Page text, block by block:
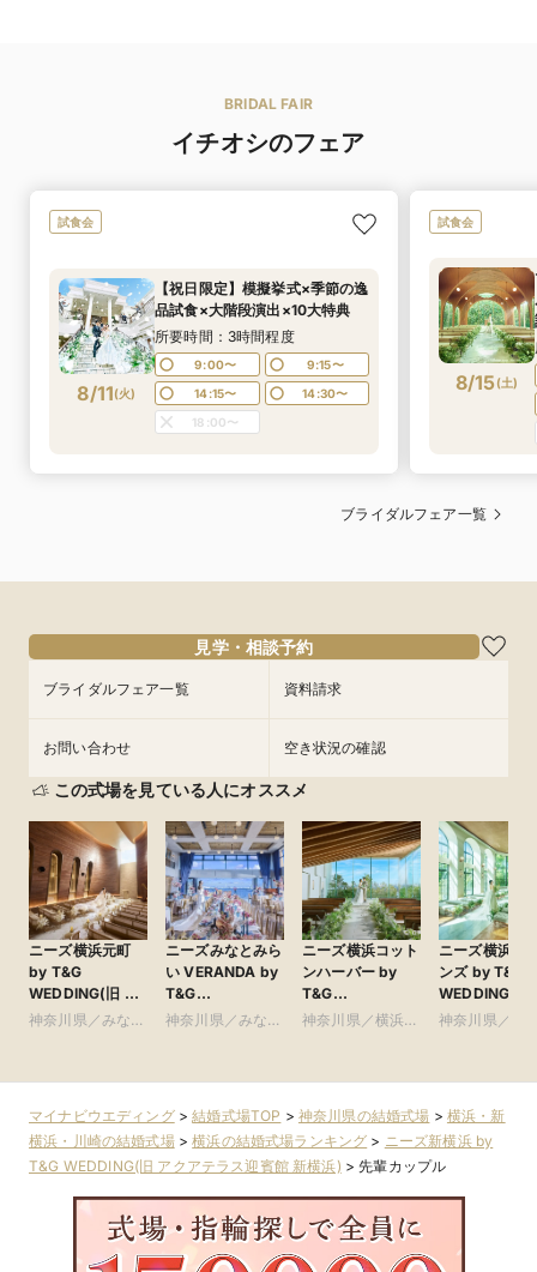
BRIDAL FAIR
イチオシのフェア
試食会
8/11(火)
【祝日限定】模擬挙式×季節の逸
品試食×大階段演出×10大特典
所要時間：3時間程度
9:00〜
9:15〜
14:15〜
14:30〜
18:00〜
試食会
8/15(土)
ブライダルフェア一覧
見学・相談予約
ブライダルフェア一覧 資料請求
お問い合わせ 空き状況の確認
この式場を見ている人にオススメ
ニーズ横浜元町
by T&G
WEDDING(旧 山
手迎賓館 横浜)
神奈川県／みなと
内
ニーズみなとみら
い VERANDA by
T&G
WEDDING(旧 ベ
神奈川県／みなと
内
ニーズ横浜コット
ンハーバー by
T&G
WEDDING(旧
神奈川県／横浜・
ニーズ横浜シ
ンズ by T&G
WEDDING(旧
ザ・シーズン
神奈川県／横
マイナビウエディング>結婚式場TOP > 神奈川県の結婚式場 > 横浜・新
横浜・川崎の結婚式場>横浜の結婚式場ランキング > ニーズ新横浜 by
T&G WEDDING(旧 アクアテラス迎賓館 新横浜) >先輩カップル